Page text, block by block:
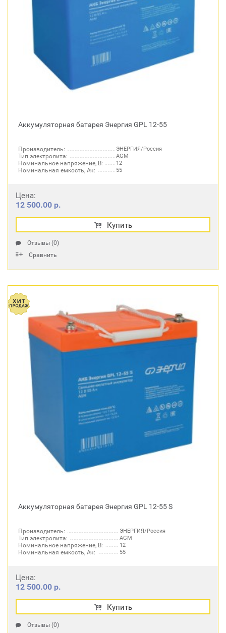
Аккумуляторная батарея Энергия GPL 12-55
Производитель: ЭНЕРГИЯ/Россия
Тип электролита: AGM
Номинальное напряжение, В: 12
Номинальная емкость, Ач: 55
Цена:
12 500.00 р.
Купить
Отзывы (0)
Сравнить
Аккумуляторная батарея Энергия GPL 12-55 S
Производитель: ЭНЕРГИЯ/Россия
Тип электролита: AGM
Номинальное напряжение, В: 12
Номинальная емкость, Ач: 55
Цена:
12 500.00 р.
Купить
Отзывы (0)